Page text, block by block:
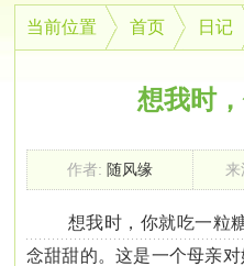
当前位置 首页 日记
想我时
作者: 随风缘 来
想我时，你就吃一粒糖
念甜甜的。这是一个母亲